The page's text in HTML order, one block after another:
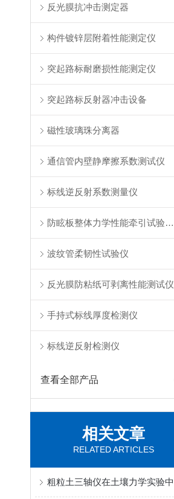
反光膜抗冲击测定器
构件镀锌层附着性能测定仪
突起路标耐磨损性能测定仪
突起路标反射器冲击设备
磁性玻璃珠分离器
通信管内壁静摩擦系数测试仪
标线逆反射系数测量仪
防眩板整体力学性能牵引试验装置
波纹管柔韧性试验仪
反光膜防粘纸可剥离性能测试仪
手持式标线厚度检测仪
标线逆反射检测仪
查看全部产品
相关文章
RELATED ARTICLES